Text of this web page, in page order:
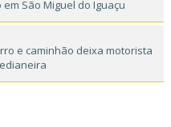
São Miguel do Iguaçu
e caminhão deixa motorista